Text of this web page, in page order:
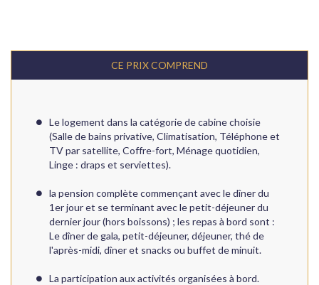
CE PRIX COMPREND
Le logement dans la catégorie de cabine choisie
(Salle de bains privative, Climatisation, Téléphone et
TV par satellite, Coffre-fort, Ménage quotidien,
Linge : draps et serviettes).
la pension complète commençant avec le dîner du
1er jour et se terminant avec le petit-déjeuner du
dernier jour (hors boissons) ; les repas à bord sont :
Le dîner de gala, petit-déjeuner, déjeuner, thé de
l'après-midi, dîner et snacks ou buffet de minuit.
La participation aux activités organisées à bord.